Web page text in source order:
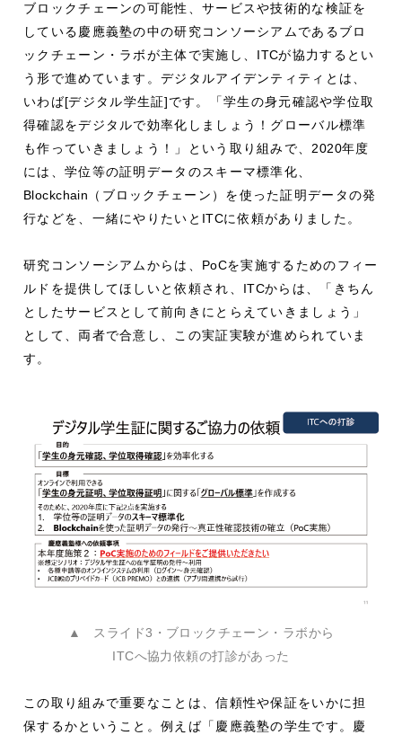
ブロックチェーンの可能性、サービスや技術的な検証を
している慶應義塾の中の研究コンソーシアムであるブロ
ックチェーン・ラボが主体で実施し、 ITCが協力するとい
う形で進めています。デジタルアイデンティティとは、
いわば[デジタル学生証]です。「学生の身元確認や学位取
得確認をデジタルで効率化しましょう！グローバル標準
も作っていきましょう！」という取り組みで、2020年度
には、学位等の証明データのスキーマ標準化、
Blockchain （ブロックチェーン）を使った証明データの発
行などを、一緒にやりたいと ITCに依頼がありました。
研究コンソーシアムからは、 PoCを実施するためのフィー
ルドを提供してほしいと依頼され、 ITCからは、「きちん
としたサービスとして前向きにとらえていきましょう」
として、両者で合意し、この実証実験が進められていま
す。
▲ スライド3・ブロックチェーン・ラボから
ITCへ協力依頼の打診があった
この取り組みで重要なことは、信頼性や保証をいかに担
保するかということ。例えば「慶應義塾の学生です。慶